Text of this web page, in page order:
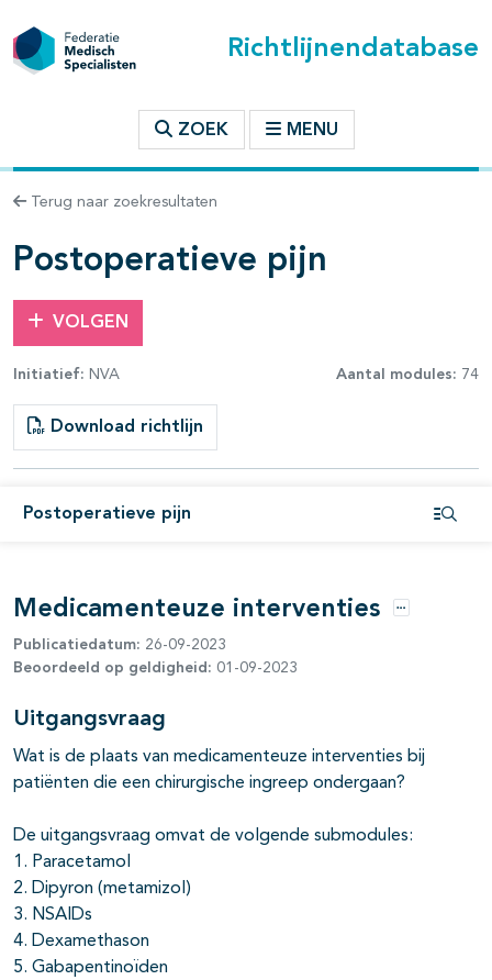
Richtlijnendatabase
ZOEK MENU
Terug naar zoekresultaten
Postoperatieve pijn
VOLGEN
Initiatief: NVA Aantal modules: 74
Download richtlijn
Postoperatieve pijn
binnen deze richtlijn
open- en dichtklappen
open- en dichtklappen
open- en dichtklappen
open- en dichtklappen
open- en dichtklappen
open- en dichtklappen
open- en dichtklappen
Medicamenteuze interventies Opties
Publicatiedatum: 26-09-2023
Beoordeeld op geldigheid: 01-09-2023
Uitgangsvraag
Wat is de plaats van medicamenteuze interventies bij
patiënten die een chirurgische ingreep ondergaan?
De uitgangsvraag omvat de volgende submodules:
1. Paracetamol
2. Dipyron (metamizol)
3. NSAIDs
4. Dexamethason
5. Gabapentinoïden